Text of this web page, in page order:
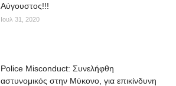
Αύγουστος!!!
Ιουλ 31, 2020
Police Misconduct: Συνελήφθη
αστυνομικός στην Μύκονο, για επικίνδυνη